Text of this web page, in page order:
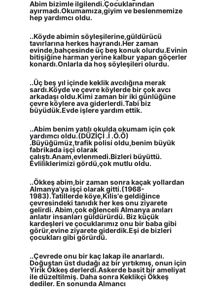
Abim bizimle ilgilendi.Çocuklarından
ayırmadı.Okumamıza,giyim ve beslenmemize
hep yardımcı oldu.
..Köyde abimin söyleşilerine,güldürücü
tavırlarına herkes hayrandı.Her zaman
evinde,bahçesinde üç beş konuk olurdu.Evinin
bitişiğine harman yerine kalbur yapan göçerler
konardı.Onlarla da hoş söyleşileri olurdu.
..Üç beş yıl içinde keklik avcılığına merak
sardı.Köyde ve çevre köylerde bir çok avcı
arkadaşı oldu.Kimi zaman bir iki günlüğüne
çevre köylere ava giderlerdi.Tabi biz
büyüdük.Evde işlere yardım ettik.
..Abim benim yatılı okulda okumam için çok
yardımcı oldu.(DÜZİÇİ .İ .Ö.Ö)
.Büyüğümüz,trafik polisi oldu,benim büyük
fabrikada işçi olarak
çalıştı.Anam,evlenmedi.Bizleri büyüttü.
Evliliklerimizi gördü,çok mutlu oldu.
..Ökkeş abim,bir zaman sonra kaçak yollardan
Almanya'ya işçi olarak gitti.(1968-
1983).Tatillerde köye,Kilis'e geldiğince
çevresindeki tanıdık her kes onu ziyarete
gelirdi. Abim,çok eğlenceli Almanya anıları
anlatır insanları güldürürdü. Biz küçük
kardeşleri ve çocuklarımız onu bir baba gibi
görür,evine ziyarete giderdik.Eşi de bizleri
çocukları gibi görürdü.
..Çevrede onu bir kaç lakap ile anarlardı.
Doğuştan üst dudağı az bir yırtıkmış, onun için
Yirik Ökkeş derlerdi.Askerde basit bir ameliyat
ile düzeltilmiş. Daha sonra Keklikçi Ökkeş
dediler. En sonunda Almancı